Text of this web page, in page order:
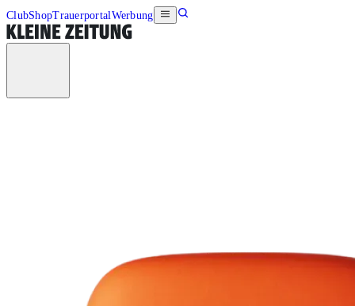
ClubShopTrauerportalWerbung